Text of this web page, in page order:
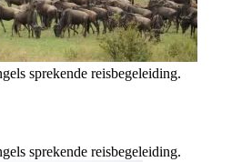
sprekende reisbegeleiding.
sprekende reisbegeleiding.